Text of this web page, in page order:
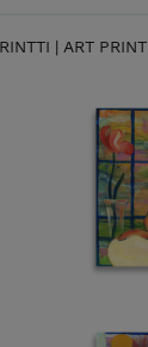
| ART PRINT